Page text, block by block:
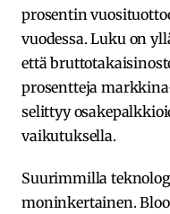
prosentin
vuodessa. Luku on
että
prosentteja
selittyy
vaikutuksella.
Suurimmilla
moninkertainen.